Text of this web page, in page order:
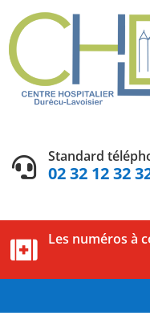
 Standard
02 32 12 32
 Les numéros à